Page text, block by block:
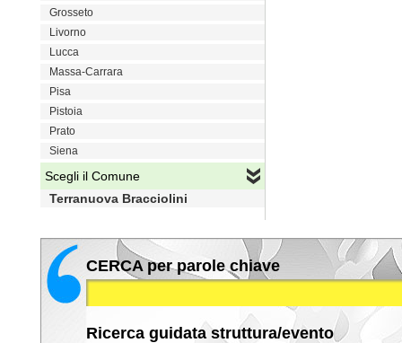
Grosseto
Livorno
Lucca
Massa-Carrara
Pisa
Pistoia
Prato
Siena
Scegli il Comune
Terranuova Bracciolini
CERCA per parole chiave
Ricerca guidata struttura/evento